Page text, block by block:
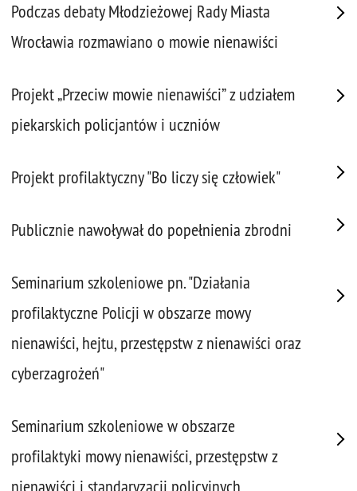
Podczas debaty Młodzieżowej Rady Miasta
Wrocławia rozmawiano o mowie nienawiści
Projekt „Przeciw mowie nienawiści” z udziałem
piekarskich policjantów i uczniów
Projekt profilaktyczny "Bo liczy się człowiek"
Publicznie nawoływał do popełnienia zbrodni
Seminarium szkoleniowe pn. "Działania
profilaktyczne Policji w obszarze mowy
nienawiści, hejtu, przestępstw z nienawiści oraz
cyberzagrożeń"
Seminarium szkoleniowe w obszarze
profilaktyki mowy nienawiści, przestępstw z
nienawiści i standaryzacji policyjnych